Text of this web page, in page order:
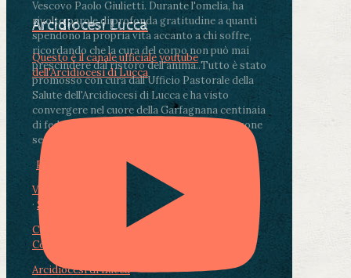
Vescovo Paolo Giulietti. Durante l'omelia, ha
rivolto parole di profonda gratitudine a quanti
spendono la propria vita accanto a chi soffre,
ricordando che la cura del corpo non può mai
prescindere dal ristoro dell'anima..Tutto è stato
promosso con cura dall'Ufficio Pastorale della
Salute dell'Arcidiocesi di Lucca e ha visto
convergere nel cuore della Garfagnana centinaia
di fedeli, operatori sanitari, volontari e persone
segnate dalla malattia.
Photo
View on Facebook
· Share
Condividi su Facebook
Condividi su LinkedIn
Arcidiocesi di Lucca
Arcidiocesi Lucca
Questo è il canale ufficiale youtube
dell'Arcidiocesi di Lucca